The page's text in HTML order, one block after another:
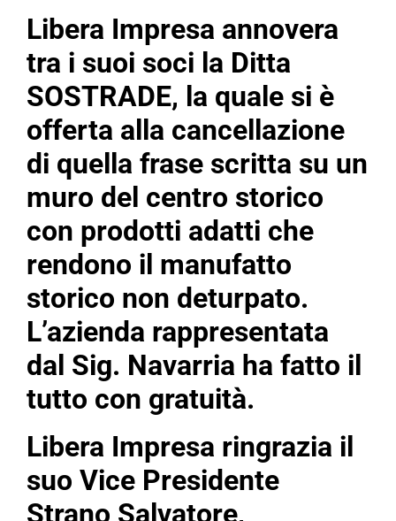
Libera Impresa annovera
tra i suoi soci la Ditta
SOSTRADE, la quale si è
offerta alla cancellazione
di quella frase scritta su un
muro del centro storico
con prodotti adatti che
rendono il manufatto
storico non deturpato.
L’azienda rappresentata
dal Sig. Navarria ha fatto il
tutto con gratuità.
Libera Impresa ringrazia il
suo Vice Presidente
Strano Salvatore,